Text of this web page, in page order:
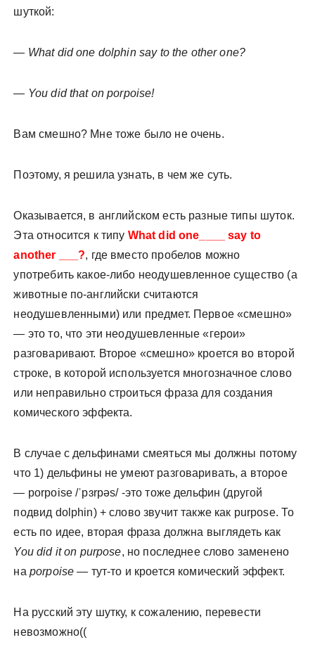
шуткой:
— What did one dolphin say to the other one?
— You did that on porpoise!
Вам смешно? Мне тоже было не очень.
Поэтому, я решила узнать, в чем же суть.
Оказывается, в английском есть разные типы шуток.
Эта относится к типу What did one____ say to
another ___?, где вместо пробелов можно
употребить какое-либо неодушевленное существо (а
животные по-английски считаются
неодушевленными) или предмет. Первое «смешно»
— это то, что эти неодушевленные «герои»
разговаривают. Второе «смешно» кроется во второй
строке, в которой используется многозначное слово
или неправильно строиться фраза для создания
комического эффекта.
В случае с дельфинами смеяться мы должны потому
что 1) дельфины не умеют разговаривать, а второе
— porpoise /ˈpɜrpəs/ -это тоже дельфин (другой
подвид dolphin) + слово звучит также как purpose. То
есть по идее, вторая фраза должна выглядеть как
You did it on purpose, но последнее слово заменено
на porpoise — тут-то и кроется комический эффект.
На русский эту шутку, к сожалению, перевести
невозможно((